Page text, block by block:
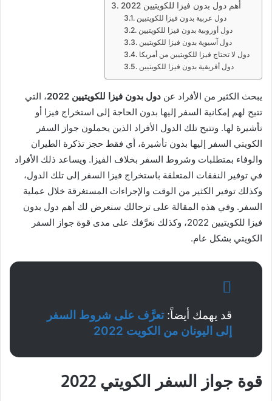
أهم دول بدون فيزا للكويتيين 2022
دول عربية بدون فيزا للكويتيين
دول أوروبية بدون فيزا للكويتيين
دول آسيوية بدون فيزا للكويتيين
دول لا تحتاج فيزا للكويتيين من أمريكا
دول أفريقية بدون فيزا للكويتيين
يبحث الكثير من الأفراد عن دول بدون فيزا للكويتيين 2022
، التي
تتيح لهم إمكانية السفر إليها بدون الحاجة إلى استخراج فيزا أو
تأشيرة لها. وتتيح تلك الدول الأفراد الذين يحملون جواز السفر
الكويتي السفر إليها بدون تأشيرة، أي فقط حجز تذكرة الطيران
والوفاء بمتطلبات وشروط السفر بخلاف الفيزا. ويساعد ذلك الأفراد
في توفير النفقات المتعلقة باستخراج فيزا السفر إلى تلك الدول،
وكذلك توفير الكثير من الوقت والإجراءات المستغرقة خلال عملية
السفر. وفي هذه المقالة على ترحالك سنعرض لك أهم دول بدون
فيزا للكويتيين 2022، وكذلك نعرَّفك على مدى قوة جواز السفر
الكويتي بشكل عام.
قد يهمك أيضاً:تعرَّف على شروط السفر
إلى اليونان من الكويت 2022
قوة جواز السفر الكويتي 2022